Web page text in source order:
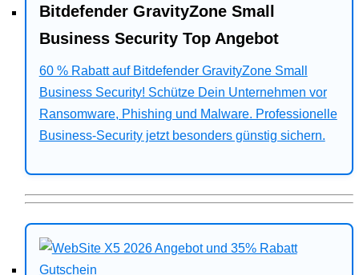
Bitdefender GravityZone Small
Business Security Top Angebot
60 % Rabatt auf Bitdefender GravityZone Small
Business Security! Schütze Dein Unternehmen vor
Ransomware, Phishing und Malware. Professionelle
Business-Security jetzt besonders günstig sichern.